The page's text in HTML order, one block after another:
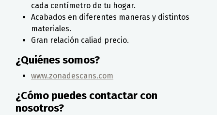
cada centímetro de tu hogar.
Acabados en diferentes maneras y distintos
materiales.
Gran relación caliad precio.
¿Quiénes somos?
www.zonadescans.com
¿Cómo puedes contactar con
nosotros?